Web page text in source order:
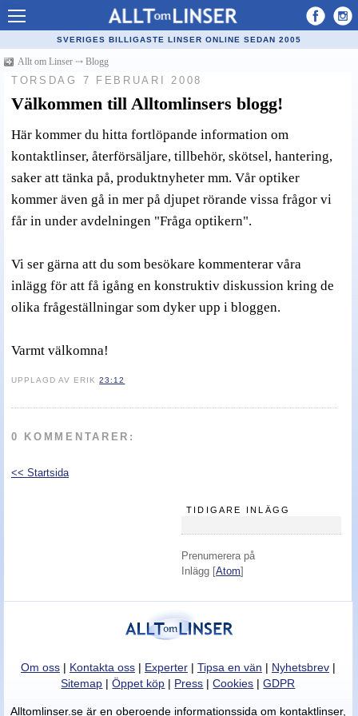
Allt om Linser
Billiga kontaktlinser
Populära linser
Kontaktlinstyper
Linsvätska
Synfel
Glasögon
Linstillbehör
Nyheter - linser
SVERIGES BILLIGASTE LINSER ONLINE SEDAN 2005
Allt om Linser ⤏ Blogg
TORSDAG 7 FEBRUARI 2008
Välkommen till Alltomlinsers blogg!
Här kommer du hitta fortlöpande information om
kontaktlinser, återförsäljare, tillbehör, skötsel, hantering,
saker att tänka på, produktnyheter mm. Vår optiker
kommer även gå in mer på djupet rörande vissa frågor vi
får in under avdelningen "Fråga optikern".
Vi ser gärna att du som besökare kommenterar våra
inlägg för att få igång en konstruktiv diskussion kring de
olika frågeställningar som dyker upp i bloggen.
Varmt välkomna!
UPPLAGD AV ERIK23:12
0 KOMMENTARER:
<< Startsida
TIDIGARE INLÄGG
Prenumerera på
Inlägg [Atom]
Om oss| Kontakta oss| Experter| Tipsa en vän | Nyhetsbrev|
Sitemap |Öppet köp | Press |Cookies |GDPR
Alltomlinser.se är en oberoende informationssida om kontaktlinser,